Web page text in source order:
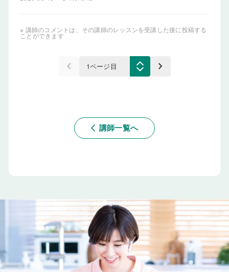
※ 講師のコメントは、その講師のレッスンを受講した後に投稿する
ことができます
keyboard_arrow_left keyboard_arrow_right
arrow_back_ios 講師一覧へ